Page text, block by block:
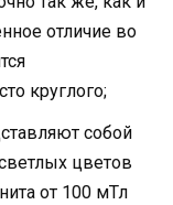
отличие во
круглого;
собой
цветов
от 100 мТл